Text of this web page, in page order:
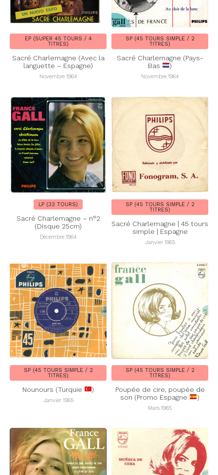
EP (SUPER 45 TOURS / 4
TITRES)
Sacré Charlemagne (Avec la
languette – Espagne)
Novembre 1964
SP (45 TOURS SIMPLE / 2
TITRES)
Sacré Charlemagne (Pays-
Bas
)
Novembre 1964
LP (33 TOURS)
Sacré Charlemagne – n°2
(Disque 25cm)
Décembre 1964
SP (45 TOURS SIMPLE / 2
TITRES)
Sacré Charlemagne | 45 tours
simple | Espagne
Janvier 1965
SP (45 TOURS SIMPLE / 2
TITRES)
Nounours (Turquie )
Janvier 1965
SP (45 TOURS SIMPLE / 2
TITRES)
Poupée de cire, poupée de
son (Promo Espagne
)
Mars 1965